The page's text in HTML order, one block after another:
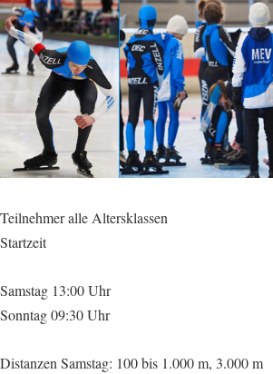
Teilnehmer alle Altersklassen
Startzeit
Samstag 13:00 Uhr
Sonntag 09:30 Uhr
Distanzen Samstag: 100 bis 1.000 m, 3.000 m